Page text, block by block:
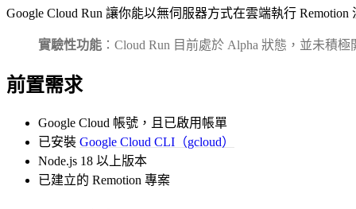
Google Cloud Run 讓你能以無伺服器方式在雲端執行
實驗性功能 ：Cloud Run 目前處於 Alpha 狀態，並未積極
前置需求
Google Cloud 帳號，且已啟用帳單
已安裝 Google Cloud CLI（gcloud）
Node.js 18 以上版本
已建立的 Remotion 專案